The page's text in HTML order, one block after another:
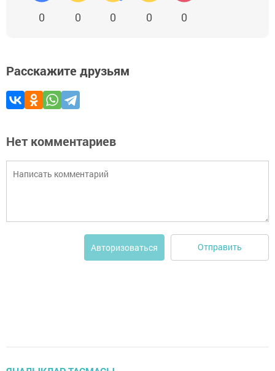
0 0 0 0 0
Расскажите друзьям
Нет комментариев
Авторизоваться Отправить